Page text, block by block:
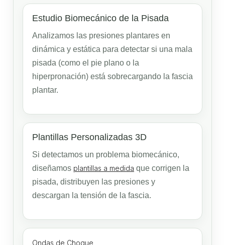
Estudio Biomecánico de la Pisada
Analizamos las presiones plantares en
dinámica y estática para detectar si una mala
pisada (como el pie plano o la
hiperpronación) está sobrecargando la fascia
plantar.
Plantillas Personalizadas 3D
Si detectamos un problema biomecánico,
diseñamos plantillas a medida que corrigen la
pisada, distribuyen las presiones y
descargan la tensión de la fascia.
Ondas de Choque